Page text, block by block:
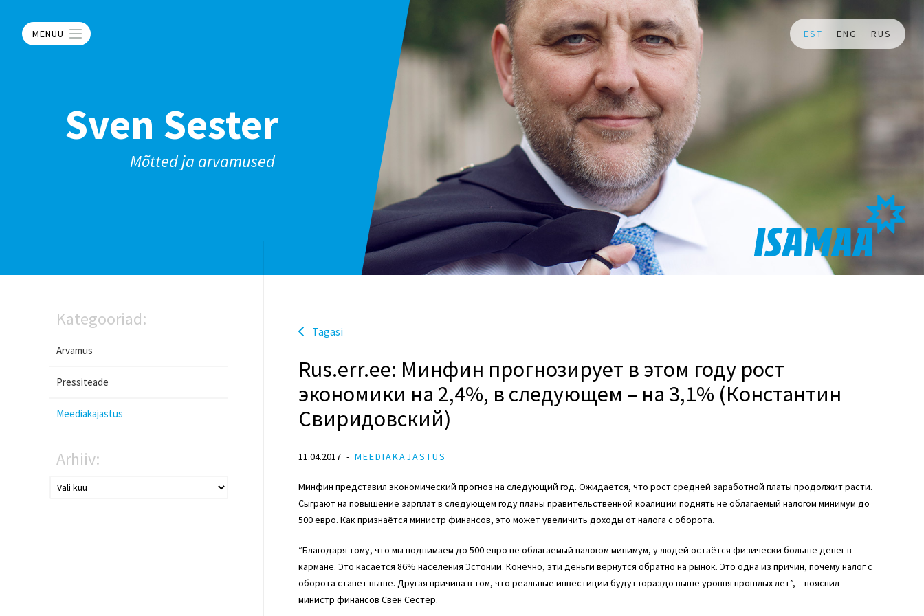
MENÜÜ EST ENG RUS
Sven Sester
Mõtted ja arvamused
Kategooriad:
Arvamus
Pressiteade
Meediakajastus
Arhiiv:
Tagasi
Rus.err.ee: Минфин прогнозирует в этом году рост
экономики на 2,4%, в следующем – на 3,1% (Константин
Свиридовский)
11.04.2017 MEEDIAKAJASTUS
Минфин представил экономический прогноз на следующий год. Ожидается, что рост средней заработной платы продолжит расти.
Сыграют на повышение зарплат в следующем году планы правительственной коалиции поднять не облагаемый налогом минимум до
500 евро. Как признаётся министр финансов, это может увеличить доходы от налога с оборота.
“Благодаря тому, что мы поднимаем до 500 евро не облагаемый налогом минимум, у людей остаётся физически больше денег в
кармане. Это касается 86% населения Эстонии. Конечно, эти деньги вернутся обратно на рынок. Это одна из причин, почему налог с
оборота станет выше. Другая причина в том, что реальные инвестиции будут гораздо выше уровня прошлых лет”, – пояснил
министр финансов Свен Сестер.